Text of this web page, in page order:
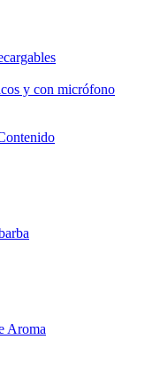
y con micrófono
Aroma